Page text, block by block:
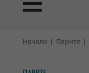
БОРСИ
КРИПТО
Начало Парите